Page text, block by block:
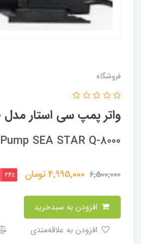
فروشگاه
واتر پمپ سی استار مدل Q-8000
Pump SEA STAR Q-8000
6,500,000
4,995,000تومان 24٪